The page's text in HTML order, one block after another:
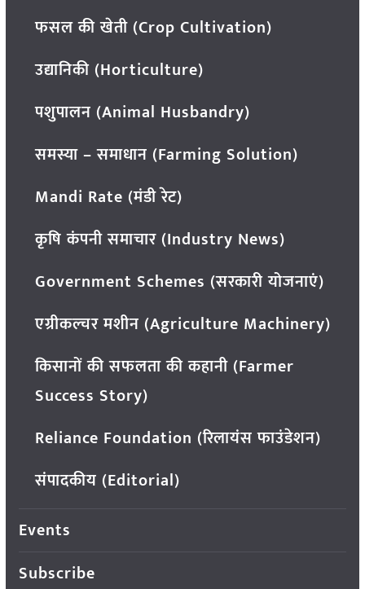
फसल की खेती (Crop Cultivation)
उद्यानिकी (Horticulture)
पशुपालन (Animal Husbandry)
समस्या – समाधान (Farming Solution)
Mandi Rate (मंडी रेट)
कृषि कंपनी समाचार (Industry News)
Government Schemes (सरकारी योजनाएं)
एग्रीकल्चर मशीन (Agriculture Machinery)
किसानों की सफलता की कहानी (Farmer
Success Story)
Reliance Foundation (रिलायंस फाउंडेशन)
संपादकीय (Editorial)
Events
Subscribe